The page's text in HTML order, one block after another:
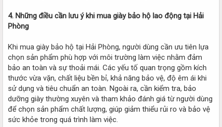
4. Những điều cần lưu ý khi mua giày bảo hộ lao động tại Hải
Phòng
Khi mua giày bảo hộ tại Hải Phòng, người dùng cần ưu tiên lựa
chọn sản phẩm phù hợp với môi trường làm việc nhằm đảm
bảo an toàn và sự thoải mái. Các yếu tố quan trọng gồm kích
thước vừa vặn, chất liệu bền bỉ, khả năng bảo vệ, độ êm ái khi
sử dụng và tiêu chuẩn an toàn. Ngoài ra, cần kiểm tra, bảo
dưỡng giày thường xuyên và tham khảo đánh giá từ người dùng
để chọn sản phẩm chất lượng, giúp giảm thiểu rủi ro và bảo vệ
sức khỏe trong quá trình làm việc.